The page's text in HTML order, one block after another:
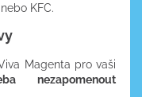
KFC.
Magenta pro vaši
nezapomenout